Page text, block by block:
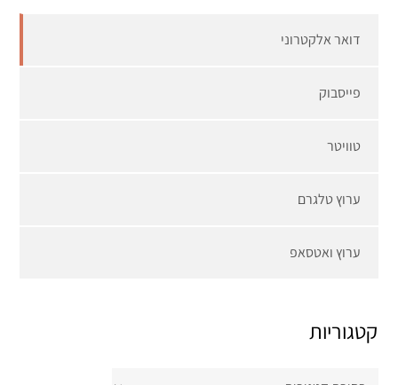
דואר אלקטרוני
פייסבוק
טוויטר
ערוץ טלגרם
ערוץ ואטסאפ
קטגוריות